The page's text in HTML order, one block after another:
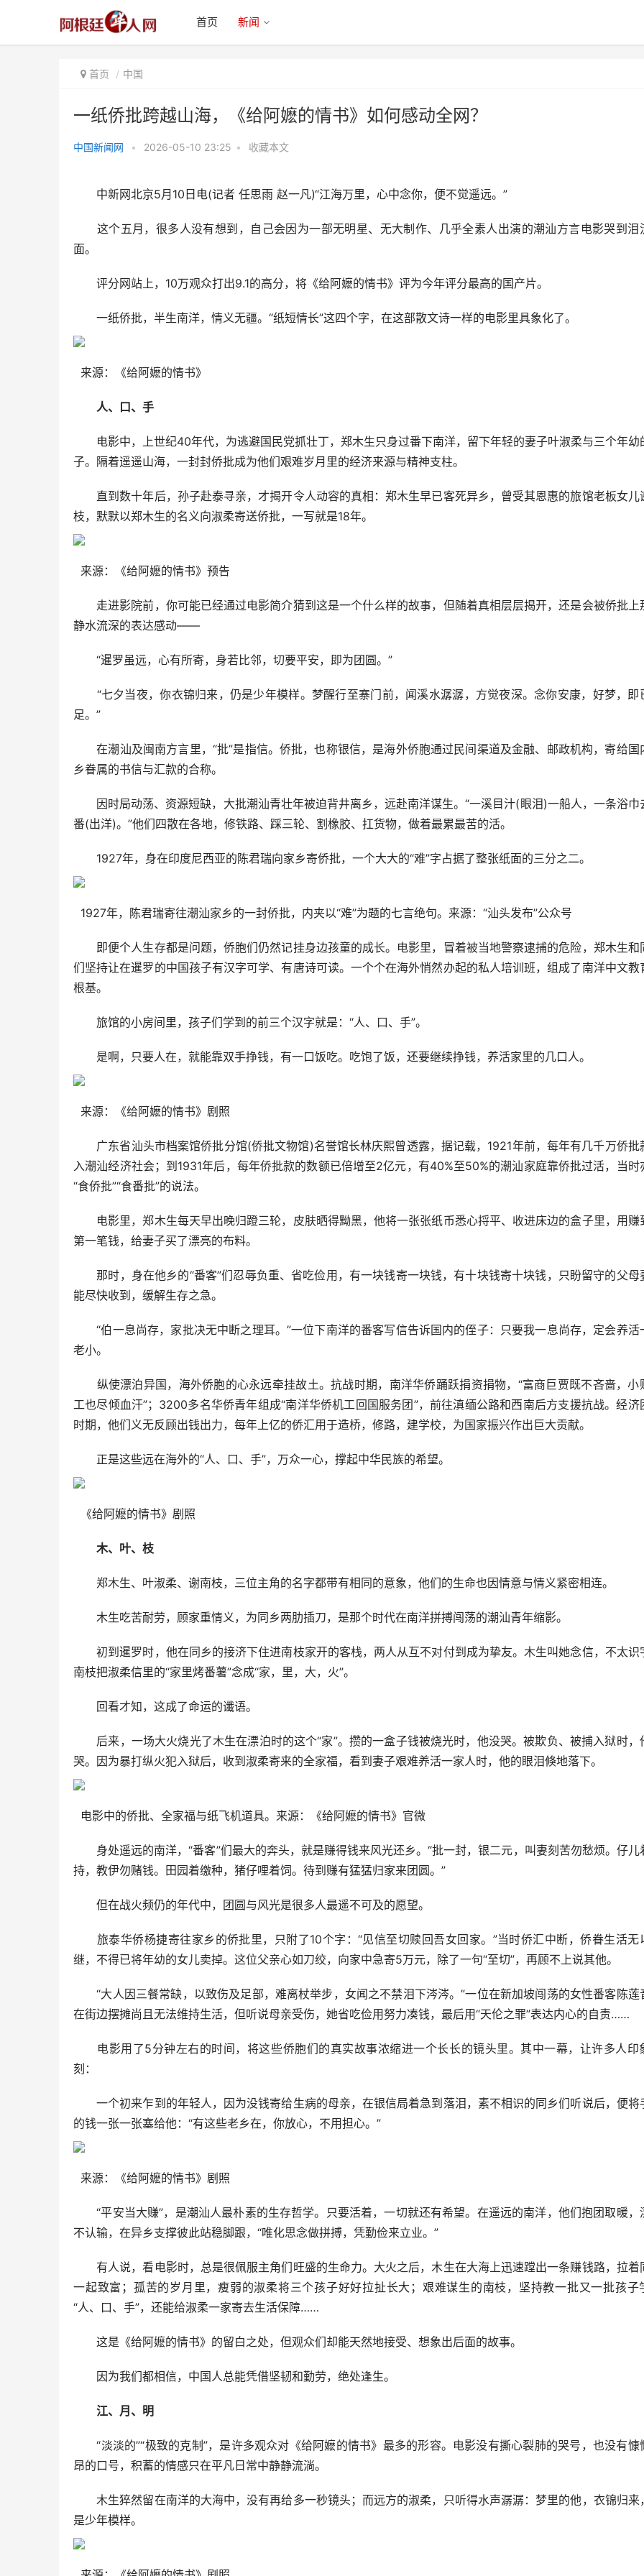
首页 新闻
首页 中国
一纸侨批跨越山海，《给阿嬷的情书》如何感动全网？
中国新闻网 • 2026-05-10 23:25 • 收藏本文
中新网北京5月10日电(记者 任思雨 赵一凡)“江海万里，心中念你，便不觉遥远。”
这个五月，很多人没有想到，自己会因为一部无明星、无大制作、几乎全素人出演的潮汕方言电影哭到泪
面。
评分网站上，10万观众打出9.1的高分，将《给阿嬷的情书》评为今年评分最高的国产片。
一纸侨批，半生南洋，情义无疆。“纸短情长”这四个字，在这部散文诗一样的电影里具象化了。
来源：《给阿嬷的情书》
人、口、手
电影中，上世纪40年代，为逃避国民党抓壮丁，郑木生只身过番下南洋，留下年轻的妻子叶淑柔与三个年幼
子。隔着遥遥山海，一封封侨批成为他们艰难岁月里的经济来源与精神支柱。
直到数十年后，孙子赴泰寻亲，才揭开令人动容的真相：郑木生早已客死异乡，曾受其恩惠的旅馆老板女儿
枝，默默以郑木生的名义向淑柔寄送侨批，一写就是18年。
来源：《给阿嬷的情书》预告
走进影院前，你可能已经通过电影简介猜到这是一个什么样的故事，但随着真相层层揭开，还是会被侨批上
静水流深的表达感动——
“暹罗虽远，心有所寄，身若比邻，切要平安，即为团圆。”
“七夕当夜，你衣锦归来，仍是少年模样。梦醒行至寨门前，闻溪水潺潺，方觉夜深。念你安康，好梦，即
足。”
在潮汕及闽南方言里，“批”是指信。侨批，也称银信，是海外侨胞通过民间渠道及金融、邮政机构，寄给国
乡眷属的书信与汇款的合称。
因时局动荡、资源短缺，大批潮汕青壮年被迫背井离乡，远赴南洋谋生。“一溪目汁(眼泪)一船人，一条浴巾
番(出洋)。”他们四散在各地，修铁路、踩三轮、割橡胶、扛货物，做着最累最苦的活。
1927年，身在印度尼西亚的陈君瑞向家乡寄侨批，一个大大的“难”字占据了整张纸面的三分之二。
1927年，陈君瑞寄往潮汕家乡的一封侨批，内夹以“难”为题的七言绝句。来源：“汕头发布”公众号
即便个人生存都是问题，侨胞们仍然记挂身边孩童的成长。电影里，冒着被当地警察逮捕的危险，郑木生和
们坚持让在暹罗的中国孩子有汉字可学、有唐诗可读。一个个在海外悄然办起的私人培训班，组成了南洋中文教
根基。
旅馆的小房间里，孩子们学到的前三个汉字就是：“人、口、手”。
是啊，只要人在，就能靠双手挣钱，有一口饭吃。吃饱了饭，还要继续挣钱，养活家里的几口人。
来源：《给阿嬷的情书》剧照
广东省汕头市档案馆侨批分馆(侨批文物馆)名誉馆长林庆熙曾透露，据记载，1921年前，每年有几千万侨批
入潮汕经济社会；到1931年后，每年侨批款的数额已倍增至2亿元，有40%至50%的潮汕家庭靠侨批过活，当时
“食侨批”“食番批”的说法。
电影里，郑木生每天早出晚归蹬三轮，皮肤晒得黝黑，他将一张张纸币悉心捋平、收进床边的盒子里，用赚
第一笔钱，给妻子买了漂亮的布料。
那时，身在他乡的“番客”们忍辱负重、省吃俭用，有一块钱寄一块钱，有十块钱寄十块钱，只盼留守的父母
能尽快收到，缓解生存之急。
“伯一息尚存，家批决无中断之理耳。”一位下南洋的番客写信告诉国内的侄子：只要我一息尚存，定会养活
老小。
纵使漂泊异国，海外侨胞的心永远牵挂故土。抗战时期，南洋华侨踊跃捐资捐物，“富商巨贾既不吝啬，小
工也尽倾血汗”；3200多名华侨青年组成“南洋华侨机工回国服务团”，前往滇缅公路和西南后方支援抗战。经济
时期，他们义无反顾出钱出力，每年上亿的侨汇用于造桥，修路，建学校，为国家振兴作出巨大贡献。
正是这些远在海外的“人、口、手”，万众一心，撑起中华民族的希望。
《给阿嬷的情书》剧照
木、叶、枝
郑木生、叶淑柔、谢南枝，三位主角的名字都带有相同的意象，他们的生命也因情意与情义紧密相连。
木生吃苦耐劳，顾家重情义，为同乡两肋插刀，是那个时代在南洋拼搏闯荡的潮汕青年缩影。
初到暹罗时，他在同乡的接济下住进南枝家开的客栈，两人从互不对付到成为挚友。木生叫她念信，不太识
南枝把淑柔信里的“家里烤番薯”念成“家，里，大，火”。
回看才知，这成了命运的谶语。
后来，一场大火烧光了木生在漂泊时的这个“家”。攒的一盒子钱被烧光时，他没哭。被欺负、被捕入狱时，
哭。因为暴打纵火犯入狱后，收到淑柔寄来的全家福，看到妻子艰难养活一家人时，他的眼泪倏地落下。
电影中的侨批、全家福与纸飞机道具。来源：《给阿嬷的情书》官微
身处遥远的南洋，“番客”们最大的奔头，就是赚得钱来风光还乡。“批一封，银二元，叫妻刻苦勿愁烦。仔儿
持，教伊勿赌钱。田园着缴种，猪仔哩着饲。待到赚有猛猛归家来团圆。”
但在战火频仍的年代中，团圆与风光是很多人最遥不可及的愿望。
旅泰华侨杨捷寄往家乡的侨批里，只附了10个字：“见信至切赎回吾女回家。”当时侨汇中断，侨眷生活无
继，不得已将年幼的女儿卖掉。这位父亲心如刀绞，向家中急寄5万元，除了一句“至切”，再顾不上说其他。
“大人因三餐常缺，以致伤及足部，难离杖举步，女闻之不禁泪下涔涔。”一位在新加坡闯荡的女性番客陈莲
在街边摆摊尚且无法维持生活，但听说母亲受伤，她省吃俭用努力凑钱，最后用“天伦之罪”表达内心的自责……
电影用了5分钟左右的时间，将这些侨胞们的真实故事浓缩进一个长长的镜头里。其中一幕，让许多人印
刻：
一个初来乍到的年轻人，因为没钱寄给生病的母亲，在银信局着急到落泪，素不相识的同乡们听说后，便将
的钱一张一张塞给他：“有这些老乡在，你放心，不用担心。”
来源：《给阿嬷的情书》剧照
“平安当大赚”，是潮汕人最朴素的生存哲学。只要活着，一切就还有希望。在遥远的南洋，他们抱团取暖，
不认输，在异乡支撑彼此站稳脚跟，“唯化思念做拼搏，凭勤俭来立业。”
有人说，看电影时，总是很佩服主角们旺盛的生命力。大火之后，木生在大海上迅速蹚出一条赚钱路，拉着
一起致富；孤苦的岁月里，瘦弱的淑柔将三个孩子好好拉扯长大；艰难谋生的南枝，坚持教一批又一批孩子
“人、口、手”，还能给淑柔一家寄去生活保障……
这是《给阿嬷的情书》的留白之处，但观众们却能天然地接受、想象出后面的故事。
因为我们都相信，中国人总能凭借坚韧和勤劳，绝处逢生。
江、月、明
“淡淡的”“极致的克制”，是许多观众对《给阿嬷的情书》最多的形容。电影没有撕心裂肺的哭号，也没有慷
昂的口号，积蓄的情感只在平凡日常中静静流淌。
木生猝然留在南洋的大海中，没有再给多一秒镜头；而远方的淑柔，只听得水声潺潺：梦里的他，衣锦归来
是少年模样。
书》如何感动全网？